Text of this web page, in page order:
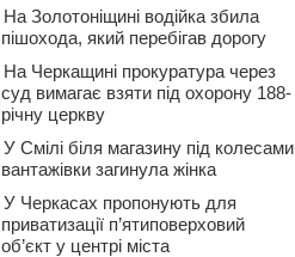
На Золотоніщині водійка збила
пішохода, який перебігав дорогу
На Черкащині прокуратура через
суд вимагає взяти під охорону 188-
річну церкву
У Смілі біля магазину під колесами
вантажівки загинула жінка
У Черкасах пропонують для
приватизації п’ятиповерховий
об’єкт у центрі міста